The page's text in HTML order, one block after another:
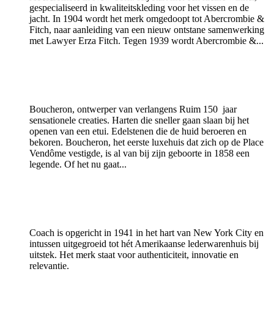
gespecialiseerd in kwaliteitskleding voor het vissen en de
jacht. In 1904 wordt het merk omgedoopt tot Abercrombie &
Fitch, naar aanleiding van een nieuw ontstane samenwerking
met Lawyer Erza Fitch. Tegen 1939 wordt Abercrombie &...
Boucheron, ontwerper van verlangens Ruim 150 jaar
sensationele creaties. Harten die sneller gaan slaan bij het
openen van een etui. Edelstenen die de huid beroeren en
bekoren. Boucheron, het eerste luxehuis dat zich op de Place
Vendôme vestigde, is al van bij zijn geboorte in 1858 een
legende. Of het nu gaat...
Coach is opgericht in 1941 in het hart van New York City en
intussen uitgegroeid tot hét Amerikaanse lederwarenhuis bij
uitstek. Het merk staat voor authenticiteit, innovatie en
relevantie.